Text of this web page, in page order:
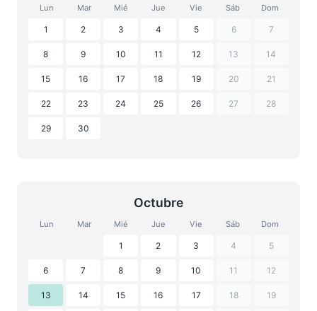
Lun Mar Mié Jue Vie Sáb Dom
1 2 3 4 5 6 7
8 9 10 11 12 13 14
15 16 17 18 19 20 21
22 23 24 25 26 27 28
29 30
Octubre
Lun Mar Mié Jue Vie Sáb Dom
1 2 3 4 5
6 7 8 9 10 11 12
13 14 15 16 17 18 19